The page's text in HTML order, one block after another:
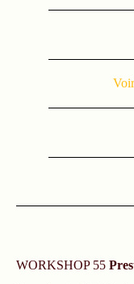
WORKSHOP 55